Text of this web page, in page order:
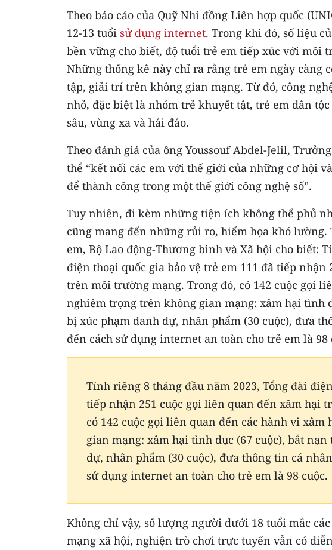
Theo báo cáo của Quỹ Nhi đồng Liên hợp quốc
12-13 tuổi sử dụng internet. Trong khi đó, số liệu
bền vững cho biết, độ tuổi trẻ em tiếp xúc với môi
Những thống kê này chỉ ra rằng trẻ em ngày càng
tập, giải trí trên không gian mạng. Từ đó, công
nhỏ, đặc biệt là nhóm trẻ khuyết tật, trẻ em dân
sâu, vùng xa và hải đảo.
Theo đánh giá của ông Youssouf Abdel-Jelil,
thể “kết nối các em với thế giới của những cơ hội
để thành công trong một thế giới công nghệ số”.
Tuy nhiên, đi kèm những tiện ích không thể phủ
cũng mang đến những rủi ro, hiểm họa khó lường.
em, Bộ Lao động-Thương binh và Xã hội cho biết:
điện thoại quốc gia bảo vệ trẻ em 111 đã tiếp
trên môi trường mạng. Trong đó, có 142 cuộc gọi
nghiêm trọng trên không gian mạng: xâm hại tình
bị xúc phạm danh dự, nhân phẩm (30 cuộc), đưa
đến cách sử dụng internet an toàn cho trẻ em là 98
Tính riêng 8 tháng đầu năm 2023, Tổng đài
tiếp nhận 251 cuộc gọi liên quan đến xâm hại
có 142 cuộc gọi liên quan đến các hành vi
gian mạng: xâm hại tình dục (67 cuộc), bắt
dự, nhân phẩm (30 cuộc), đưa thông tin cá
sử dụng internet an toàn cho trẻ em là 98 cuộc.
Không chỉ vậy, số lượng người dưới 18 tuổi mắc
mạng xã hội, nghiện trò chơi trực tuyến vẫn có